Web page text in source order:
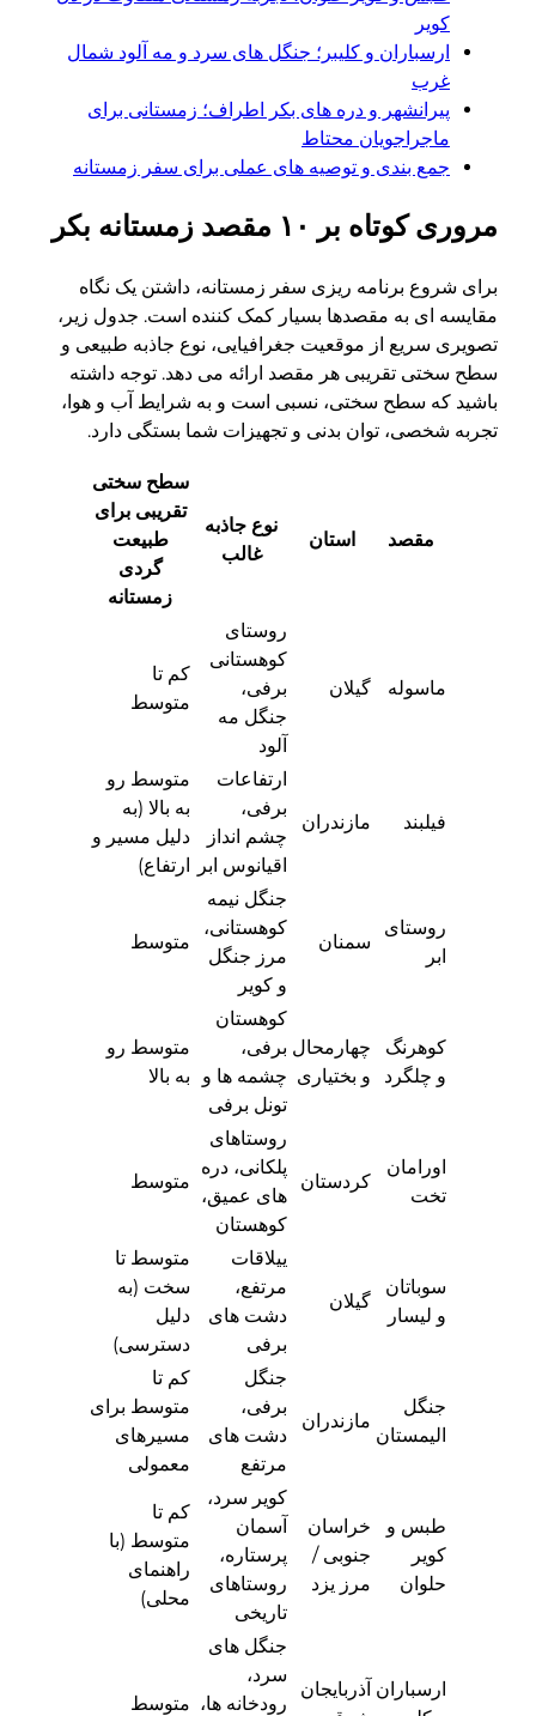
کویر
ارسباران و کلیبر؛ جنگل های سرد و مه آلود شمال
غرب
پیرانشهر و دره های بکر اطراف؛ زمستانی برای
ماجراجویان محتاط
جمع بندی و توصیه های عملی برای سفر زمستانه
مروری کوتاه بر ۱۰ مقصد زمستانه بکر
برای شروع برنامه ریزی سفر زمستانه، داشتن یک نگاه
مقایسه ای به مقصدها بسیار کمک کننده است. جدول زیر،
تصویری سریع از موقعیت جغرافیایی، نوع جاذبه طبیعی و
سطح سختی تقریبی هر مقصد ارائه می دهد. توجه داشته
باشید که سطح سختی، نسبی است و به شرایط آب و هوا،
تجربه شخصی، توان بدنی و تجهیزات شما بستگی دارد.
مقصد استان
نوع جاذبه
غالب
سطح سختی
تقریبی برای
طبیعت
گردی
زمستانه
ماسوله گیلان
روستای
کوهستانی
برفی،
جنگل مه
آلود
کم تا
متوسط
فیلبند مازندران
ارتفاعات
برفی،
چشم انداز
اقیانوس ابر
متوسط رو
به بالا (به
دلیل مسیر و
ارتفاع)
روستای
ابر
سمنان
جنگل نیمه
کوهستانی،
مرز جنگل
و کویر
متوسط
کوهرنگ
و چلگرد
چهارمحال
و بختیاری
کوهستان
برفی،
چشمه ها و
تونل برفی
متوسط رو
به بالا
اورامان
تخت
کردستان
روستاهای
پلکانی، دره
های عمیق،
کوهستان
متوسط
سوباتان
و لیسار
گیلان
ییلاقات
مرتفع،
دشت های
برفی
متوسط تا
سخت (به
دلیل
دسترسی)
جنگل
الیمستان
مازندران
جنگل
برفی،
دشت های
مرتفع
کم تا
متوسط برای
مسیرهای
معمولی
طبس و
کویر
حلوان
خراسان
جنوبی /
مرز یزد
کویر سرد،
آسمان
پرستاره،
روستاهای
تاریخی
کم تا
متوسط (با
راهنمای
محلی)
ارسباران آذربایجان
جنگل های
سرد،
رودخانه ها، متوسط